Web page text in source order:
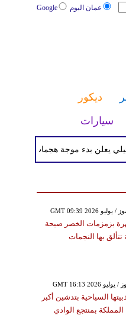
عمان اليوم Google
ديكور
سيارات
بدء موجة هجمات تستهدف
بزمزمات الخصر صيحة
تتألق بها النجمات
السياحية بتدشين أكبر
بمنتجع الوادي